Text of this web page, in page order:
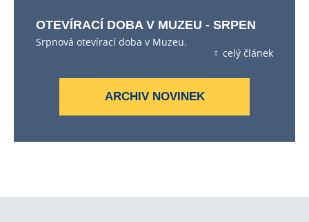
OTEVÍRACÍ DOBA V MUZEU - SRPEN
Srpnová otevírací doba v Muzeu.
celý článek
ARCHIV NOVINEK